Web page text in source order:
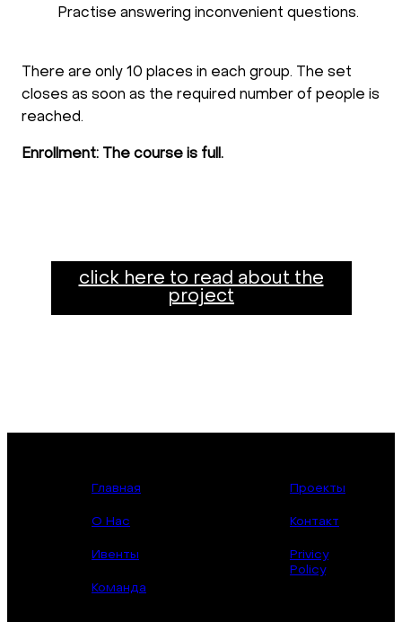
Practise answering inconvenient questions.
There are only 10 places in each group. The set
closes as soon as the required number of people is
reached.
Enrollment: The course is full.
click here to read about the
project
Главная
О Нас
Ивенты
Команда
Проекты
Контакт
Privicy
Policy